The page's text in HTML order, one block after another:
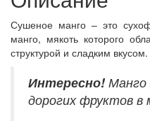
Сушеное манго – это
манго, мякоть которого
структурой и сладким вкусом.
Интересно!Манго
дорогих фруктов в